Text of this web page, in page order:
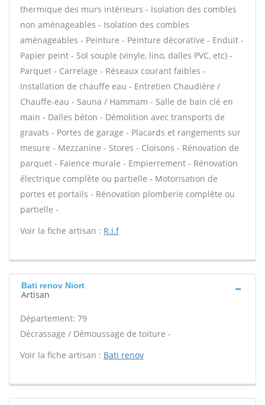
thermique des murs intérieurs - Isolation des combles
non aménageables - Isolation des combles
aménageables - Peinture - Peinture décorative - Enduit -
Papier peint - Sol souple (vinyle, lino, dalles PVC, etc) -
Parquet - Carrelage - Réseaux courant faibles -
Installation de chauffe eau - Entretien Chaudière /
Chauffe-eau - Sauna / Hammam - Salle de bain clé en
main - Dalles béton - Démolition avec transports de
gravats - Portes de garage - Placards et rangements sur
mesure - Mezzanine - Stores - Cloisons - Rénovation de
parquet - Faïence murale - Empierrement - Rénovation
électrique complète ou partielle - Motorisation de
portes et portails - Rénovation plomberie complète ou
partielle -
Voir la fiche artisan : R.i.f
Bati renov Niort
Artisan
Département: 79
Décrassage / Démoussage de toiture -
Voir la fiche artisan : Bati renov